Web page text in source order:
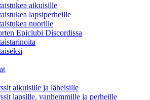
aikuisille
lapsiperheille
nuorille
Epiclubi Discordissa
aikuisille ja läheisille
lapsille, vanhemmille ja perheille